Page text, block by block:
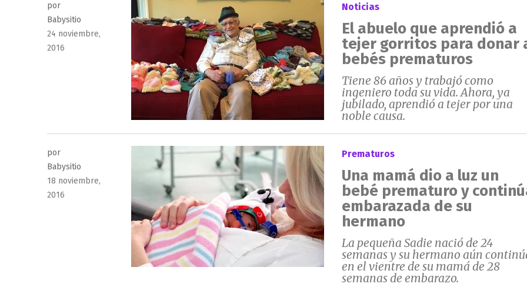
por
Babysitio
Publicado
el
24 noviembre,
2016
Noticias
El abuelo que aprendió a
tejer gorritos para donar
bebés prematuros
Tiene 86 años y trabajó como
ingeniero toda su vida. Ahora, ya
jubilado, aprendió a tejer por una
noble causa.
por
Babysitio
Publicado
el
18 noviembre,
2016
Prematuros
Una mamá dio a luz un
bebé prematuro y
embarazada de su
hermano
La pequeña Sadie nació de 24
semanas y su hermano aún
en el vientre de su mamá de 28
semanas de embarazo.